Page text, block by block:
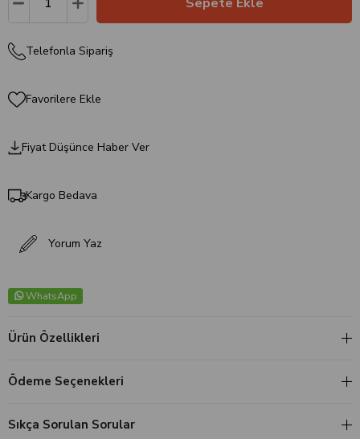
Telefonla Sipariş
Favorilere Ekle
Fiyat Düşünce Haber Ver
Kargo Bedava
Yorum Yaz
WhatsApp
Ürün Özellikleri
Ödeme Seçenekleri
Sıkça Sorulan Sorular